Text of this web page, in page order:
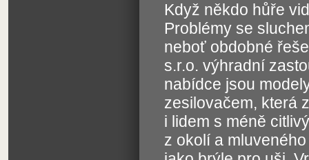
Když někdo hůře
Problémy se
neboť obdobné
s.r.o. výhradní
nabídce jsou
zesilovačem, která
i lidem s méně
z okolí a